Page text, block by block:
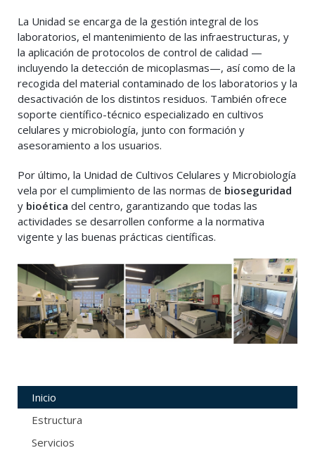
La Unidad se encarga de la gestión integral de los
laboratorios, el mantenimiento de las infraestructuras, y
la aplicación de protocolos de control de calidad —
incluyendo la detección de micoplasmas—, así como de la
recogida del material contaminado de los laboratorios y la
desactivación de los distintos residuos. También ofrece
soporte científico-técnico especializado en cultivos
celulares y microbiología, junto con formación y
asesoramiento a los usuarios.
Por último, la Unidad de Cultivos Celulares y Microbiología
vela por el cumplimiento de las normas de bioseguridad
y bioética del centro, garantizando que todas las
actividades se desarrollen conforme a la normativa
vigente y las buenas prácticas científicas.
Inicio
Estructura
Servicios